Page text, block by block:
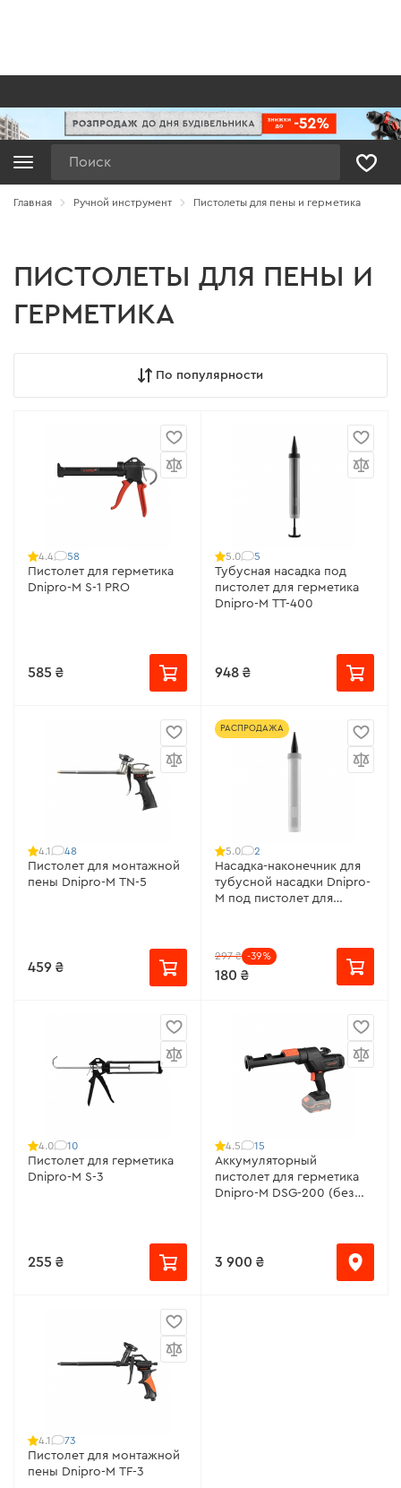
Главная Ручной инструмент Пистолеты для пены и герметика
ПИСТОЛЕТЫ ДЛЯ ПЕНЫ И
ГЕРМЕТИКА
По популярности
4.4 58
Пистолет для герметика
Dnipro-M S-1 PRO
585 ₴
5.0 5
Тубусная насадка под
пистолет для герметика
Dnipro-M TT-400
948 ₴
4.1 48
Пистолет для монтажной
пены Dnipro-M TN-5
459 ₴
РАСПРОДАЖА
5.0 2
Насадка-наконечник для
тубусной насадки Dnipro-
M под пистолет для
297 ₴ -39%
180 ₴
4.0 10
Пистолет для герметика
Dnipro-M S-3
255 ₴
4.5 15
Аккумуляторный
пистолет для герметика
Dnipro-M DSG-200 (без
3 900 ₴
4.1 73
Пистолет для монтажной
пены Dnipro-M TF-3